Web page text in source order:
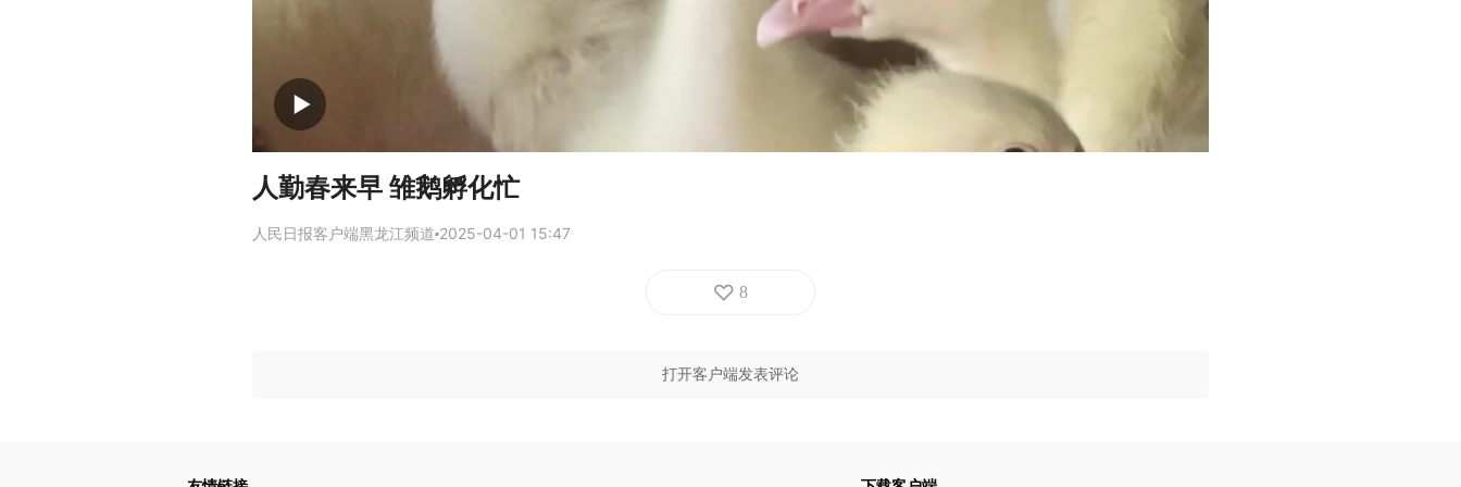
人勤春来早 雏鹅孵化忙
人民日报客户端黑龙江频道 2025-04-01 15:47
8
打开客户端发表评论